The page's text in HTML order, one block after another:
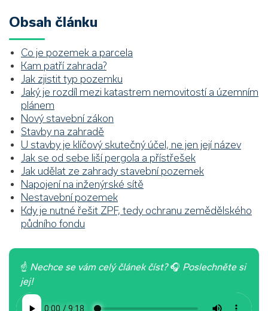
Obsah článku
Co je pozemek a parcela
Kam patří zahrada?
Jak zjistit typ pozemku
Jaký je rozdíl mezi katastrem nemovitostí a územním
plánem
Nový stavební zákon
Stavby na zahradě
U stavby je klíčový skutečný účel, ne jen její název
Jak se od sebe liší pergola a přístřešek
Jak udělat ze zahrady stavební pozemek
Napojení na inženýrské sítě
Nestavební pozemek
Kdy je nutné řešit ZPF, tedy ochranu zemědělského
půdního fondu
☝ Nechce se vám celý článek číst?🎧 Poslechněte si
jej!